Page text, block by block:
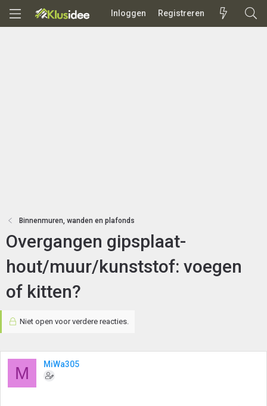
Inloggen Registreren
Binnenmuren, wanden en plafonds
Overgangen gipsplaat-
hout/muur/kunststof: voegen
of kitten?
Niet open voor verdere reacties.
M MiWa305